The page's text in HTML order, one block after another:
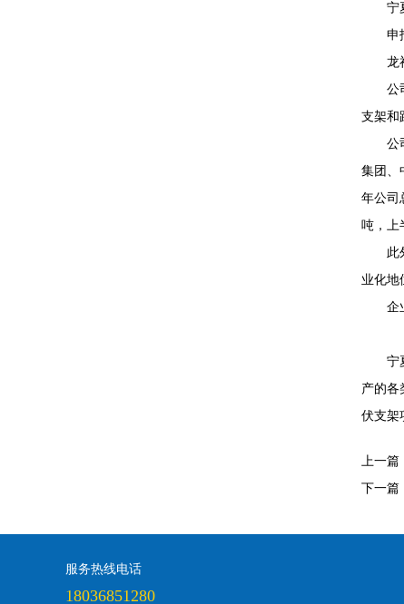
宁
申
龙
公
支架和
公
集团、
年公司
吨，上
此
业化地
企
宁
产的各
伏支架
上一篇
下一篇
服务热线电话
18036851280